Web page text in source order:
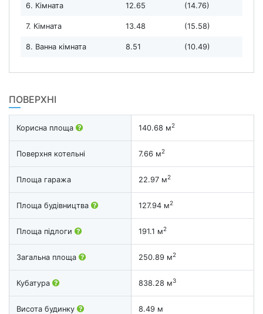
6. Кімната 12.65 (14.76)
7. Кімната 13.48 (15.58)
8. Ванна кімната 8.51 (10.49)
ПОВЕРХНІ
Корисна площа 140.68 м2
Поверхня котельні 7.66 м2
Площа гаража 22.97 м2
Площа будівництва 127.94 м2
Площа підлоги 191.1 м2
Загальна площа 250.89 м2
Кубатура 838.28 м3
Висота будинку 8.49 м